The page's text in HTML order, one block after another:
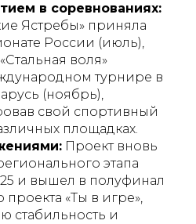
в соревнованиях:
Ястребы» приняла
России (июль),
воля»
турнире в
(ноябрь),
свой спортивный
площадках.
Проект вновь
этапа
и вышел в полуфинал
«Ты в игре»,
стабильность и